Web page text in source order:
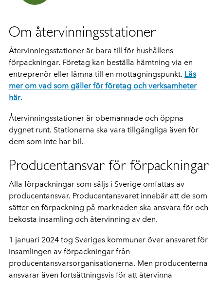
Om återvinningsstationer
Återvinningsstationer är bara till för hushållens
förpackningar. Företag kan beställa hämtning via en
entreprenör eller lämna till en mottagningspunkt. Läs
mer om vad som gäller för företag och verksamheter
här.
Återvinningsstationer är obemannade och öppna
dygnet runt. Stationerna ska vara tillgängliga även för
dem som inte har bil.
Producentansvar för förpackningar
Alla förpackningar som säljs i Sverige omfattas av
producentansvar. Producentansvaret innebär att de som
sätter en förpackning på marknaden ska ansvara för och
bekosta insamling och återvinning av den.
1 januari 2024 tog Sveriges kommuner över ansvaret för
insamlingen av förpackningar från
producentansvarsorganisationerna. Men producenterna
ansvarar även fortsättningsvis för att återvinna